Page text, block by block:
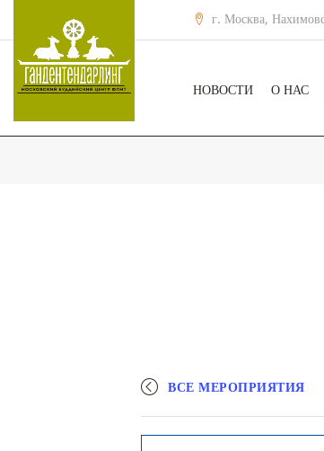
г. Москва,
НОВОСТИ О НАС
ВСЕ МЕРОПРИЯТИЯ